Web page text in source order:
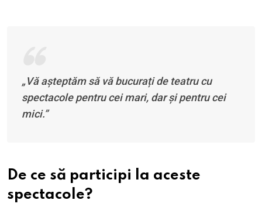
„Vă așteptăm să vă bucurați de teatru cu
spectacole pentru cei mari, dar și pentru cei
mici.”
De ce să participi la aceste
spectacole?